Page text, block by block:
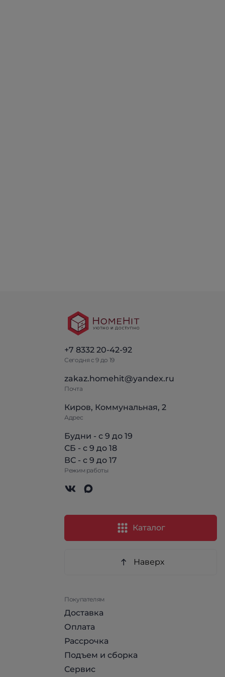
+7 8332 20-42-92
Сегодня с 9 до 19
zakaz.homehit@yandex.ru
Почта
Киров, Коммунальная, 2
Адрес
Будни - с 9 до 19
СБ - с 9 до 18
ВС - с 9 до 17
Режим работы
Каталог
Наверх
Покупателям
Доставка
Оплата
Рассрочка
Подъем и сборка
Сервис